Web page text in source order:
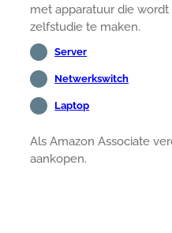
met apparatuur die
zelfstudie te maken.
Server
Netwerkswitch
Laptop
Als Amazon Associate
aankopen.